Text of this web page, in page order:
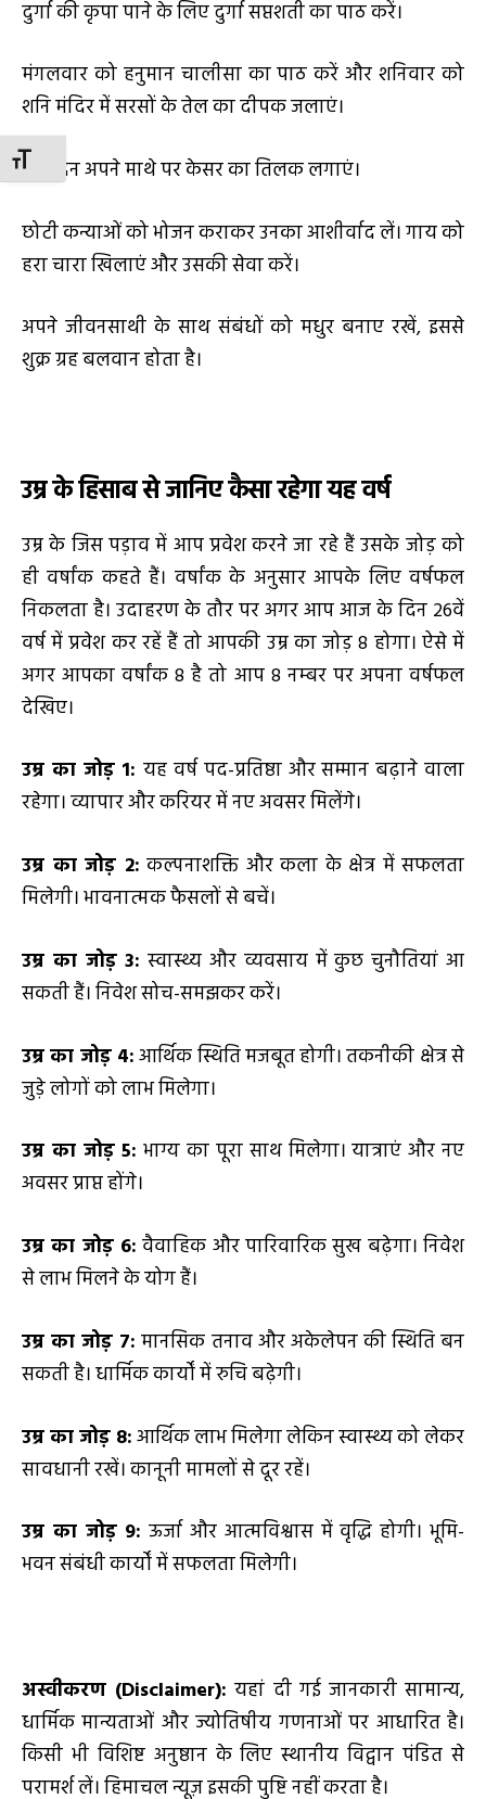
TOGGLE FONT SIZE
दुर्गा की कृपा पाने के लिए दुर्गा सप्तशती का पाठ करें।
मंगलवार को हनुमान चालीसा का पाठ करें और शनिवार को
शनि मंदिर में सरसों के तेल का दीपक जलाएं।
प्रतिदिन अपने माथे पर केसर का तिलक लगाएं।
छोटी कन्याओं को भोजन कराकर उनका आशीर्वाद लें। गाय को
हरा चारा खिलाएं और उसकी सेवा करें।
अपने जीवनसाथी के साथ संबंधों को मधुर बनाए रखें, इससे
शुक्र ग्रह बलवान होता है।
उम्र के हिसाब से जानिए कैसा रहेगा यह वर्ष
उम्र के जिस पड़ाव में आप प्रवेश करने जा रहे हैं उसके जोड़ को
ही वर्षांक कहते हैं। वर्षांक के अनुसार आपके लिए वर्षफल
निकलता है। उदाहरण के तौर पर अगर आप आज के दिन 26वें
वर्ष में प्रवेश कर रहें हैं तो आपकी उम्र का जोड़ 8 होगा। ऐसे में
अगर आपका वर्षांक 8 है तो आप 8 नम्बर पर अपना वर्षफल
देखिए।
उम्र का जोड़ 1:यह वर्ष पद-प्रतिष्ठा और सम्मान बढ़ाने वाला
रहेगा। व्यापार और करियर में नए अवसर मिलेंगे।
उम्र का जोड़ 2: कल्पनाशक्ति और कला के क्षेत्र में सफलता
मिलेगी। भावनात्मक फैसलों से बचें।
उम्र का जोड़3: स्वास्थ्य और व्यवसाय में कुछ चुनौतियां आ
सकती हैं। निवेश सोच-समझकर करें।
उम्र का जोड़ 4:आर्थिक स्थिति मजबूत होगी। तकनीकी क्षेत्र से
जुड़े लोगों को लाभ मिलेगा।
उम्र का जोड़5: भाग्य का पूरा साथ मिलेगा। यात्राएं और नए
अवसर प्राप्त होंगे।
उम्र का जोड़ 6: वैवाहिक और पारिवारिक सुख बढ़ेगा। निवेश
से लाभ मिलने के योग हैं।
उम्र का जोड़ 7: मानसिक तनाव और अकेलेपन की स्थिति बन
सकती है। धार्मिक कार्यों में रुचि बढ़ेगी।
उम्र का जोड़ 8:आर्थिक लाभ मिलेगा लेकिन स्वास्थ्य को लेकर
सावधानी रखें। कानूनी मामलों से दूर रहें।
उम्र का जोड़ 9: ऊर्जा और आत्मविश्वास में वृद्धि होगी। भूमि-
भवन संबंधी कार्यों में सफलता मिलेगी।
अस्वीकरण (Disclaimer): यहां दी गई जानकारी सामान्य,
धार्मिक मान्यताओं और ज्योतिषीय गणनाओं पर आधारित है।
किसी भी विशिष्ट अनुष्ठान के लिए स्थानीय विद्वान पंडित से
परामर्श लें। हिमाचल न्यूज़ इसकी पुष्टि नहीं करता है।